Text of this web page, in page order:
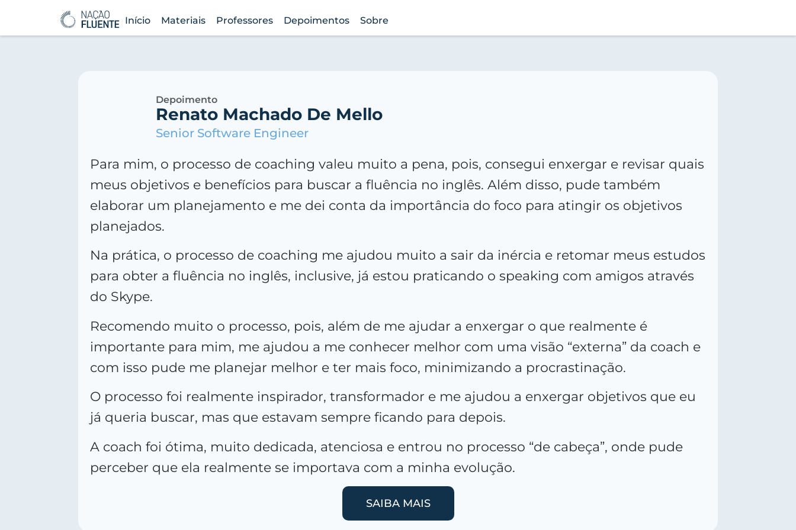
Início Materiais Professores Depoimentos Sobre
Depoimento
Renato Machado De Mello
Senior Software Engineer
Para mim, o processo de coaching valeu muito a pena, pois, consegui enxergar e revisar quais
meus objetivos e benefícios para buscar a fluência no inglês. Além disso, pude também
elaborar um planejamento e me dei conta da importância do foco para atingir os objetivos
planejados.
Na prática, o processo de coaching me ajudou muito a sair da inércia e retomar meus estudos
para obter a fluência no inglês, inclusive, já estou praticando o speaking com amigos através
do Skype.
Recomendo muito o processo, pois, além de me ajudar a enxergar o que realmente é
importante para mim, me ajudou a me conhecer melhor com uma visão “externa” da coach e
com isso pude me planejar melhor e ter mais foco, minimizando a procrastinação.
O processo foi realmente inspirador, transformador e me ajudou a enxergar objetivos que eu
já queria buscar, mas que estavam sempre ficando para depois.
A coach foi ótima, muito dedicada, atenciosa e entrou no processo “de cabeça”, onde pude
perceber que ela realmente se importava com a minha evolução.
SAIBA MAIS